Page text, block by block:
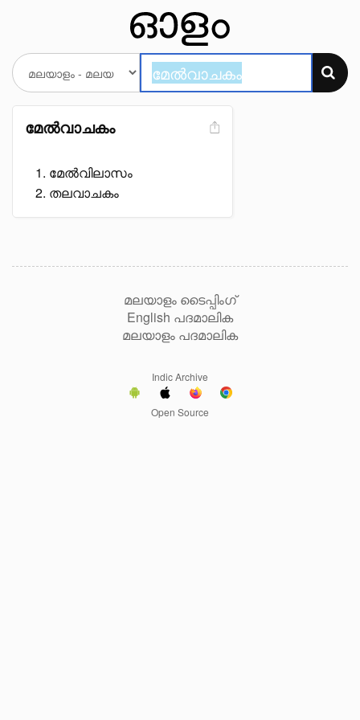
മേൽവാചകം
മേൽവിലാസം
തലവാചകം
മലയാളം ടൈപ്പിംഗ്
English പദമാലിക
മലയാളം പദമാലിക
Indic Archive
Open Source